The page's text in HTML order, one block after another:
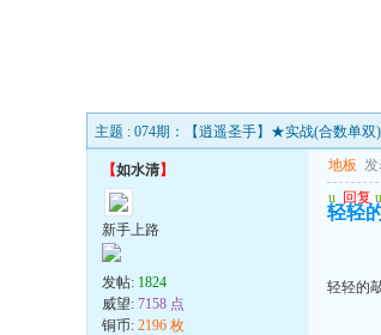
主题 : 074期：【逍遥圣手】★实战(合数单双
【如水清】
新手上路
发帖: 1824
威望: 7158 点
铜币: 2196 枚
地板 发
u 回复 u
轻轻
轻轻的